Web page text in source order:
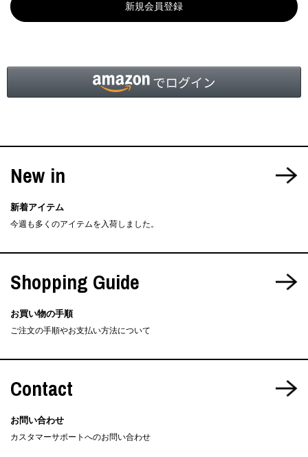
New in
新着アイテム
今週も多くのアイテムを入荷しました。
Shopping Guide
お買い物の手順
ご注文の手順やお支払い方法について
Contact
お問い合わせ
カスタマーサポートへのお問い合わせ